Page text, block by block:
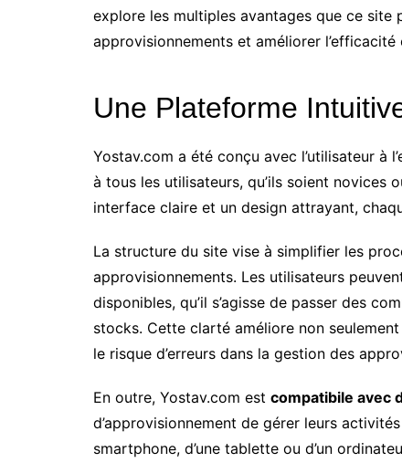
explore les multiples avantages que ce
approvisionnements et améliorer
Une Plateforme
Yostav.com a été conçu avec l’utilisateur à
à tous les utilisateurs, qu’ils soient novices
interface claire et un design attrayant,
La structure du site vise à simplifier les
approvisionnements. Les utilisateurs
disponibles, qu’il s’agisse de passer des
stocks. Cette clarté améliore non
le risque d’erreurs dans la gestion des
En outre, Yostav.com est compatibile avec
d’approvisionnement de gérer leurs
smartphone, d’une tablette ou d’un